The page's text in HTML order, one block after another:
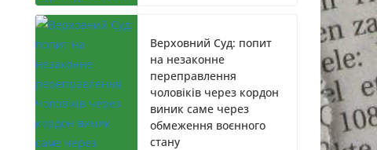
Верховний Суд: попит
на незаконне
переправлення
чоловіків через кордон
виник саме через
обмеження воєнного
стану